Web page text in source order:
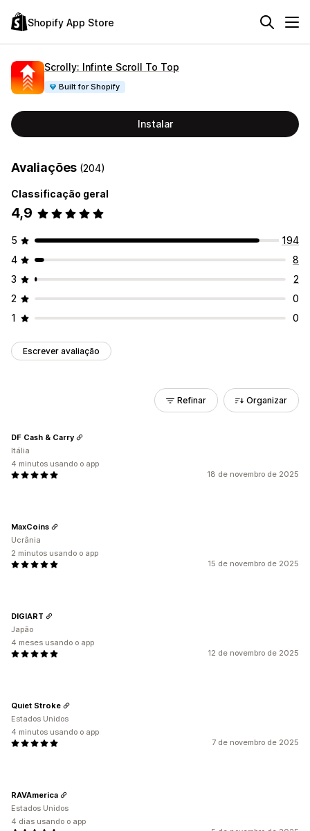
Shopify App Store
Scrolly: Infinte Scroll To Top
Built for Shopify
Instalar
Avaliações (204)
Classificação geral
4,9
5
194
4
8
3
2
2
0
1
0
Escrever avaliação
Refinar Organizar
18 de novembro de 2025
DF Cash & Carry
Itália
4 minutos usando o app
15 de novembro de 2025
MaxCoins
Ucrânia
2 minutos usando o app
12 de novembro de 2025
DIGIART
Japão
4 meses usando o app
7 de novembro de 2025
Quiet Stroke
Estados Unidos
4 minutos usando o app
RAVAmerica
Estados Unidos
4 dias usando o app